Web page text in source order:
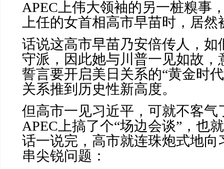
APEC 上伟大领袖的另一桩糗事
上任的女首相高市早苗时，居然
话说这高市早苗乃安倍传人，如
守派，因此她与川普一见如故，
誓言要开启美日关系的“黄金时
关系推到历史性新高度。
但高市一见习近平，可就不客气
APEC 上搞了个“场边会谈”，也就
话一说完，高市就连珠炮式地向
串尖锐问题：